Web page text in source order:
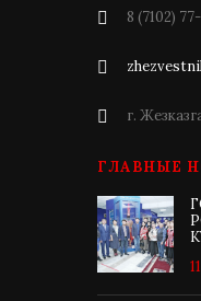
8 (7102)
г.
ГЛАВНЫЕ